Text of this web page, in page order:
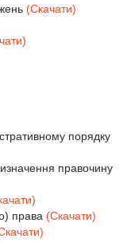
(Скачати)
порядку
правочину
права (Скачати)